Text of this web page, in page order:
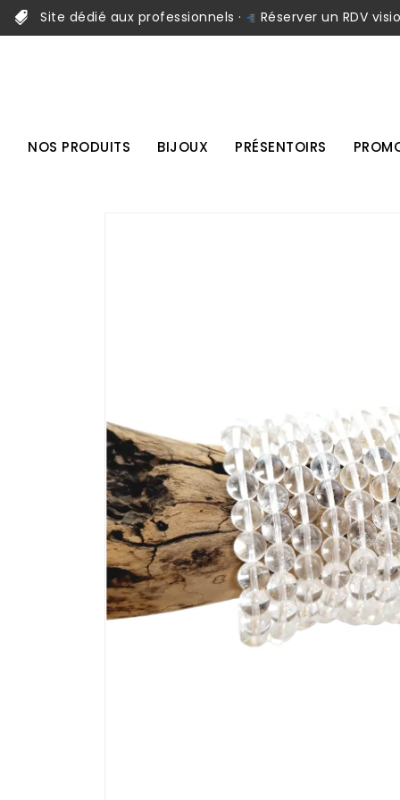
Site dédié aux professionnels · Réserver un RDV visio
NOS PRODUITS BIJOUX PRÉSENTOIRS